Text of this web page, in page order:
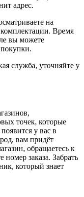
адрес.
на
комплектации. Время
вы можете
служба, уточняйте у
точек, которые
у вас в
вам придёт
обращаетесь к
номер заказа. Забрать
который знает